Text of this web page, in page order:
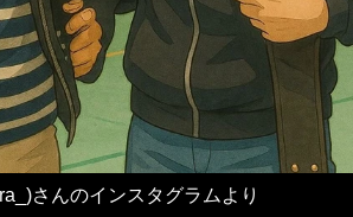
さんのインスタグラムより